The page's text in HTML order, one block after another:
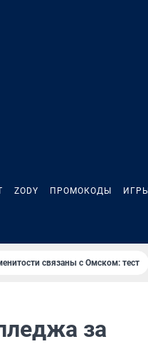
ZODY ПРОМОКОДЫ ИГРЫ
связаны с Омском: тест
за